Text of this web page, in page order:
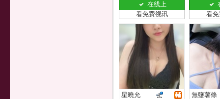
在线上
看免费视讯
看
星曉允 無鹽薯條